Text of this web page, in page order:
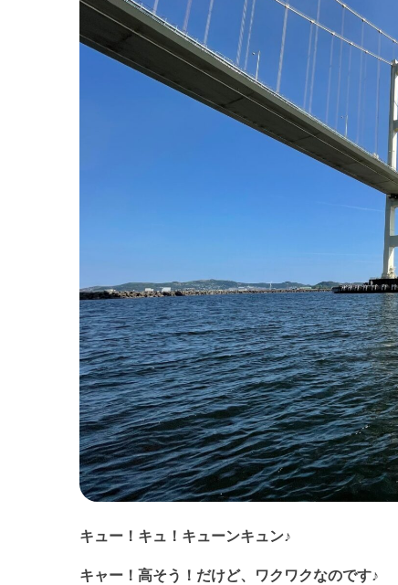
キュー！キュ！キューンキュン♪
キャー！高そう！だけど、ワクワクなのです♪